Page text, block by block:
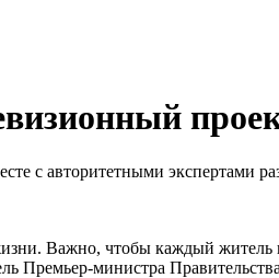
с авторитетными экспертами
Важно, чтобы каждый
Премьер-министра